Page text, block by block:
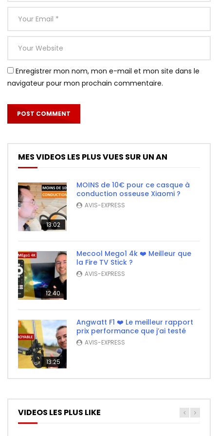
Enregistrer mon nom, mon e-mail et mon site dans le
navigateur pour mon prochain commentaire.
MES VIDEOS LES PLUS VUES SUR UN AN
13:02
MOINS de 10€ pour ce casque à
conduction osseuse Xiaomi ?
AVIS-EXPRESS
12:40
Mecool Mego1 4k ❤️ Meilleur que
la Fire TV Stick ?
AVIS-EXPRESS
13:25
Angwatt F1 ❤️ Le meilleur rapport
prix performance que j’ai testé
AVIS-EXPRESS
VIDEOS LES PLUS LIKE